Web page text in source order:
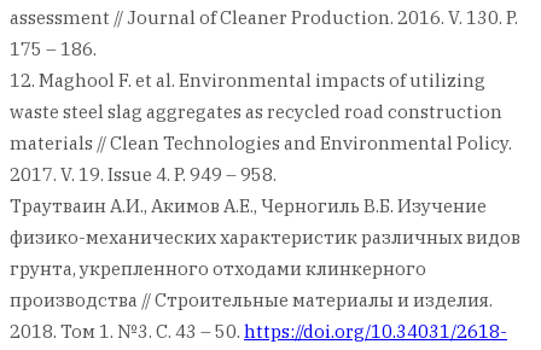
assessment // Journal of Cleaner Production. 2016. V. 130. P.
175 – 186.
12. Maghool F. et al. Environmental impacts of utilizing
waste steel slag aggregates as recycled road construction
materials // Clean Technologies and Environmental Policy.
2017. V. 19. Issue 4. P. 949 – 958.
Траутваин А.И., Акимов А.Е., Черногиль В.Б. Изучение
физико-механических характеристик различных видов
грунта, укрепленного отходами клинкерного
производства // Строительные материалы и изделия.
2018. Том 1. №3. С. 43 – 50. https://doi.org/10.34031/2618-